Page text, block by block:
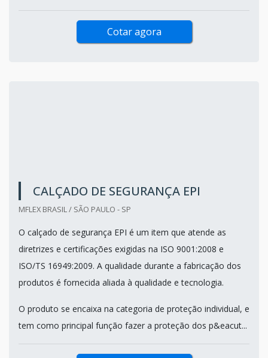
Cotar agora
CALÇADO DE SEGURANÇA EPI
MFLEX BRASIL / SÃO PAULO - SP
O calçado de segurança EPI é um item que atende as
diretrizes e certificações exigidas na ISO 9001:2008 e
ISO/TS 16949:2009. A qualidade durante a fabricação dos
produtos é fornecida aliada à qualidade e tecnologia.
O produto se encaixa na categoria de proteção individual, e
tem como principal função fazer a proteção dos p&eacut...